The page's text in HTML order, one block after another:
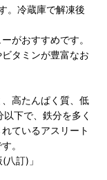
。冷蔵庫で解凍後
がおすすめです。
タミンが豊富なお
高たんぱく質、低
下で、鉄分を多く
ているアスリート
。
訂)」